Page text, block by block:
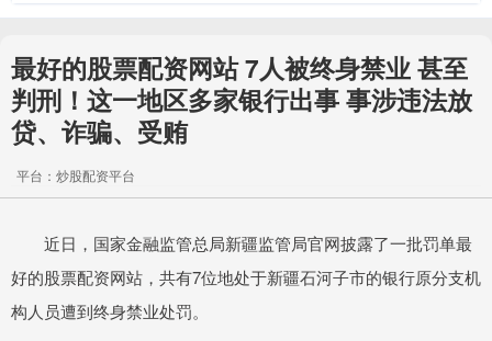
最好的股票配资网站 7人被终身禁业 甚至
判刑！这一地区多家银行出事 事涉违法放
贷、诈骗、受贿
平台：炒股配资平台
近日，国家金融监管总局新疆监管局官网披露了一批罚单最
好的股票配资网站，共有7位地处于新疆石河子市的银行原分支机
构人员遭到终身禁业处罚。